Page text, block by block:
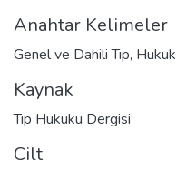
Anahtar Kelimeler
Genel ve Dahili Tıp, Hukuk
Kaynak
Tıp Hukuku Dergisi
Cilt